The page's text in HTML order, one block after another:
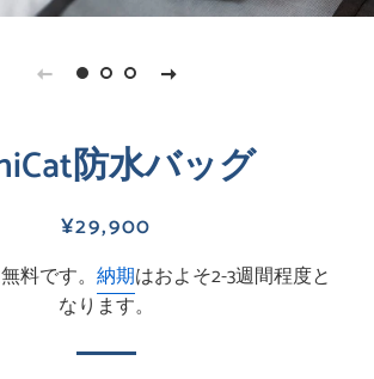
防水バッグ
通
価
格
販
価
格
¥29,900
料です。 納期はおよそ2-3週間程度と
なります。